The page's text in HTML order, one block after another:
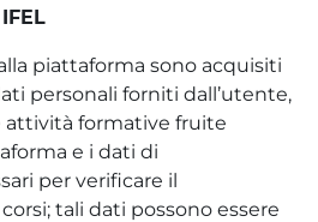
piattaforma sono acquisiti
personali forniti dall’utente,
attività formative fruite
e i dati di
per verificare il
tali dati possono essere